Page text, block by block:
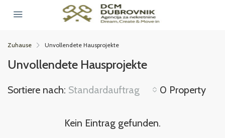
Zuhause Unvollendete Hausprojekte
Unvollendete Hausprojekte
0 Property
Sortiere nach: Standardauftrag
Kein Eintrag gefunden.